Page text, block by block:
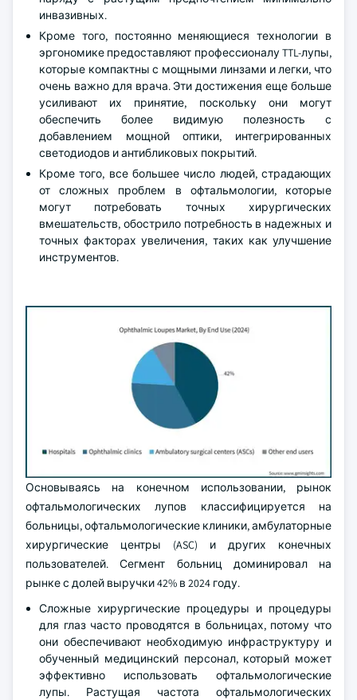
инвазивных.
Кроме того, постоянно меняющиеся технологии в
эргономике предоставляют профессионалу TTL-лупы,
которые компактны с мощными линзами и легки, что
очень важно для врача. Эти достижения еще больше
усиливают их принятие, поскольку они могут
обеспечить более видимую полезность с
добавлением мощной оптики, интегрированных
светодиодов и антибликовых покрытий.
Кроме того, все большее число людей, страдающих
от сложных проблем в офтальмологии, которые
могут потребовать точных хирургических
вмешательств, обострило потребность в надежных и
точных факторах увеличения, таких как улучшение
инструментов.
Основываясь на конечном использовании, рынок
офтальмологических лупов классифицируется на
больницы, офтальмологические клиники, амбулаторные
хирургические центры (ASC) и других конечных
пользователей. Сегмент больниц доминировал на
рынке с долей выручки 42% в 2024 году.
Сложные хирургические процедуры и процедуры
для глаз часто проводятся в больницах, потому что
они обеспечивают необходимую инфраструктуру и
обученный медицинский персонал, который может
эффективно использовать офтальмологические
лупы. Растущая частота офтальмологических